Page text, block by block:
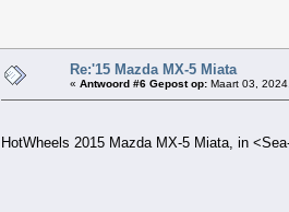
Re:'15 Mazda MX-5 Miata
« Antwoord #6 Gepost op: Maart 03,
HotWheels 2015 Mazda MX-5 Miata, in